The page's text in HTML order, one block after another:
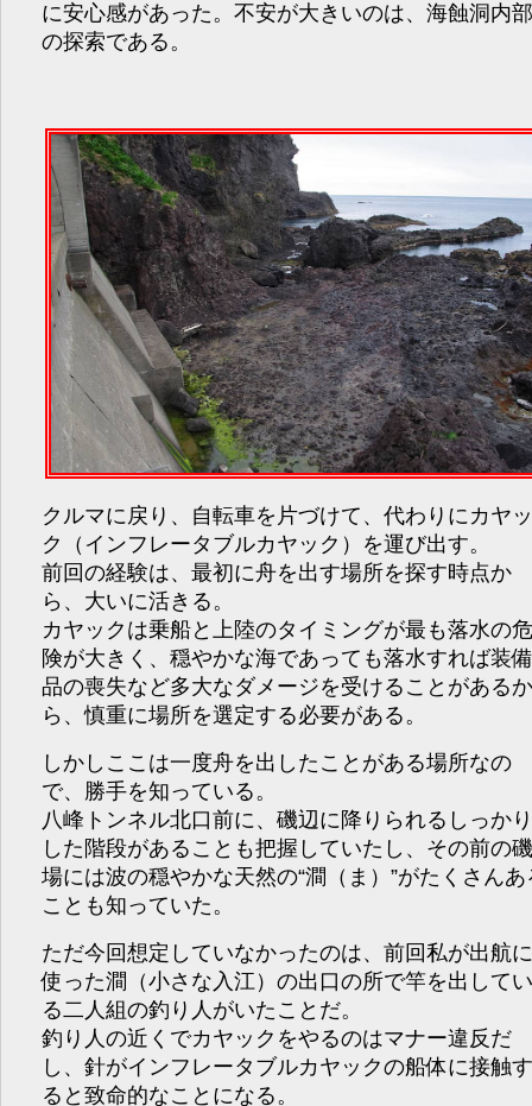
に安心感があった。不安が大きいのは、海蝕洞内
の探索である。
クルマに戻り、自転車を片づけて、代わりにカヤ
ク（インフレータブルカヤック）を運び出す。
前回の経験は、最初に舟を出す場所を探す時点か
ら、大いに活きる。
カヤックは乗船と上陸のタイミングが最も落水の
険が大きく、穏やかな海であっても落水すれば装
品の喪失など多大なダメージを受けることがある
ら、慎重に場所を選定する必要がある。
しかしここは一度舟を出したことがある場所なの
で、勝手を知っている。
八峰トンネル北口前に、磯辺に降りられるしっか
した階段があることも把握していたし、その前の
場には波の穏やかな天然の“澗（ま）”がたくさんあ
ことも知っていた。
ただ今回想定していなかったのは、前回私が出航
使った澗（小さな入江）の出口の所で竿を出して
る二人組の釣り人がいたことだ。
釣り人の近くでカヤックをやるのはマナー違反だ
し、針がインフレータブルカヤックの船体に接触
ると致命的なことになる。